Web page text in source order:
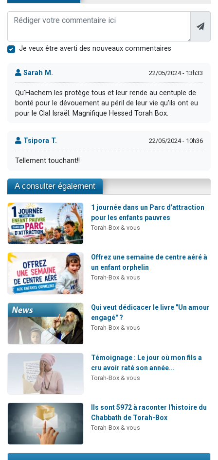
Je veux être averti des nouveaux commentaires
Sarah M. 22/05/2024 - 13h33
Qu'Hachem les protège tous et leur rende au centuple de
bonté pour le dévouement au péril de leur vie qu'ils ont eu
pour le Clal Israël. Magnifique Hessed Torah Box.
Tsipora T. 22/05/2024 - 10h36
Tellement touchant!!
A consulter également
1 journée dans un Parc d'attraction
pour les enfants pauvres
Torah-Box & vous
Offrez une semaine de centre aéré à
un enfant orphelin
Torah-Box & vous
Qui veut dédicacer le livre "Un amour
engagé" ?
Torah-Box & vous
Témoignage : Le jour où mon fils a
cru avoir raté son année...
Torah-Box & vous
Ils sont 5972 à raconter l'histoire du
Chabbath de Torah-Box
Torah-Box & vous